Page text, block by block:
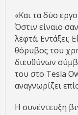
«Και τα δύο
Όστιν είναιο
λεφτά. Εντάξει;
θόρυβος του
διευθύνων
του στο Τesla
αναγνωρίζει
Η συνέντευξη